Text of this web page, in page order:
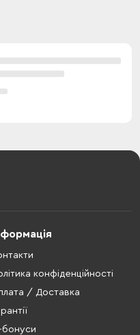
конфіденційності
/ Доставка
бонуси